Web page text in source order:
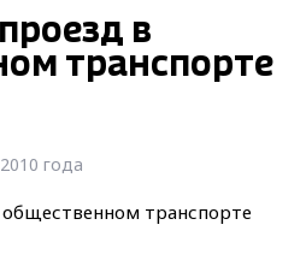
в
транспорте
года